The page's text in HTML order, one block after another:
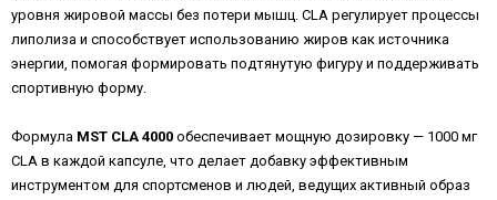
уровня жировой массы без потери мышц. CLA регулирует процессы
липолиза и способствует использованию жиров как источника
энергии, помогая формировать подтянутую фигуру и поддерживать
спортивную форму.
Формула MST CLA 4000 обеспечивает мощную дозировку — 1000 мг
CLA в каждой капсуле, что делает добавку эффективным
инструментом для спортсменов и людей, ведущих активный образ